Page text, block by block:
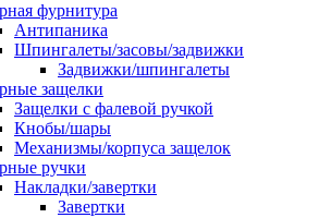
фурнитура
Антипаника
Шпингалеты/засовы/задвижки
Задвижки/шпингалеты
защелки
Защелки с фалевой ручкой
Кнобы/шары
Механизмы/корпуса защелок
ручки
Накладки/завертки
Завертки